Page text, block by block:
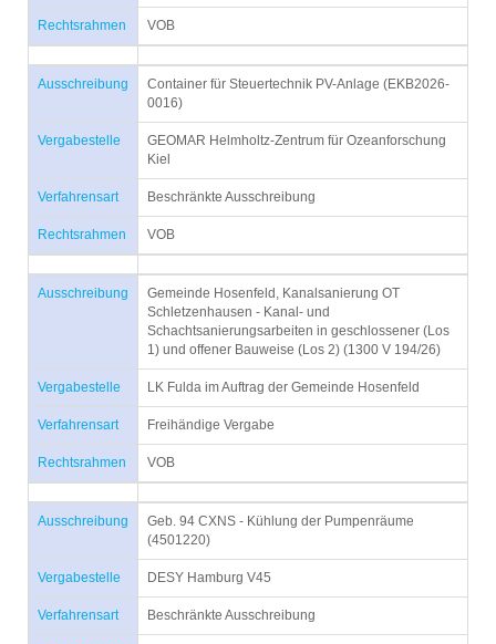
Rechtsrahmen VOB
Ausschreibung
Container für Steuertechnik PV-Anlage (EKB2026-
0016)
Vergabestelle
GEOMAR Helmholtz-Zentrum für Ozeanforschung
Kiel
Verfahrensart Beschränkte Ausschreibung
Rechtsrahmen VOB
Ausschreibung
Gemeinde Hosenfeld, Kanalsanierung OT
Schletzenhausen - Kanal- und
Schachtsanierungsarbeiten in geschlossener (Los
1) und offener Bauweise (Los 2) (1300 V 194/26)
Vergabestelle LK Fulda im Auftrag der Gemeinde Hosenfeld
Verfahrensart Freihändige Vergabe
Rechtsrahmen VOB
Ausschreibung
Geb. 94 CXNS - Kühlung der Pumpenräume
(4501220)
Vergabestelle DESY Hamburg V45
Verfahrensart Beschränkte Ausschreibung